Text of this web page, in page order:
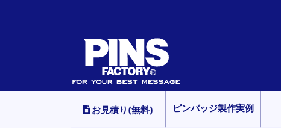
お見積り(無料) ピンバッジ製作実例